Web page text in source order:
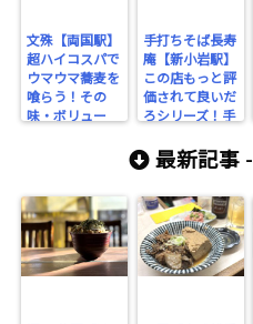
文殊【両国駅】
超ハイコスパで
ウマウマ蕎麦を
喰らう！その
味・ボリュー
手打ちそば長寿
庵【新小岩駅】
この店もっと評
価されて良いだ
ろシリーズ！手
マン！
最新記事 -